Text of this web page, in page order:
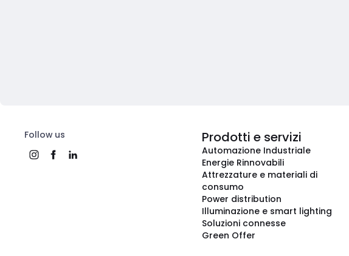
Follow us Prodotti e servizi
Automazione Industriale
Energie Rinnovabili
Attrezzature e materiali di
consumo
Power distribution
Illuminazione e smart lighting
Soluzioni connesse
Green Offer